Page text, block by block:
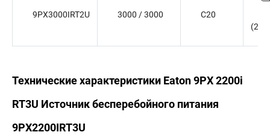
9PX3000IRT2U 3000 / 3000 C20
(2)
Технические характеристики Eaton 9PX 2200i
RT3U Источник бесперебойного питания
9PX2200IRT3U